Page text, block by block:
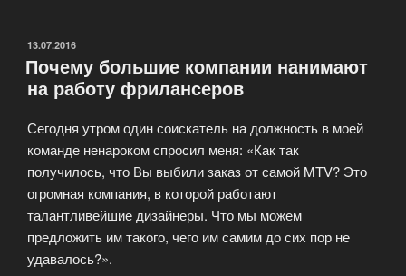
ОПУБЛИКОВАНО
13.07.2016
Почему большие компании нанимают
на работу фрилансеров
Сегодня утром один соискатель на должность в моей
команде ненароком спросил меня: «Как так
получилось, что Вы выбили заказ от самой MTV? Это
огромная компания, в которой работают
талантливейшие дизайнеры. Что мы можем
предложить им такого, чего им самим до сих пор не
удавалось?».